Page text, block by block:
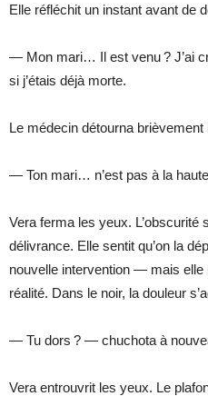
Elle réfléchit un instant avant de
— Mon mari… Il est venu ? J’ai
si j’étais déjà morte.
Le médecin détourna
— Ton mari… n’est pas à la
Vera ferma les yeux. L’obscurité
délivrance. Elle sentit qu’on la
nouvelle intervention — mais elle
réalité. Dans le noir, la douleur
— Tu dors ? — chuchota à
Vera entrouvrit les yeux. Le